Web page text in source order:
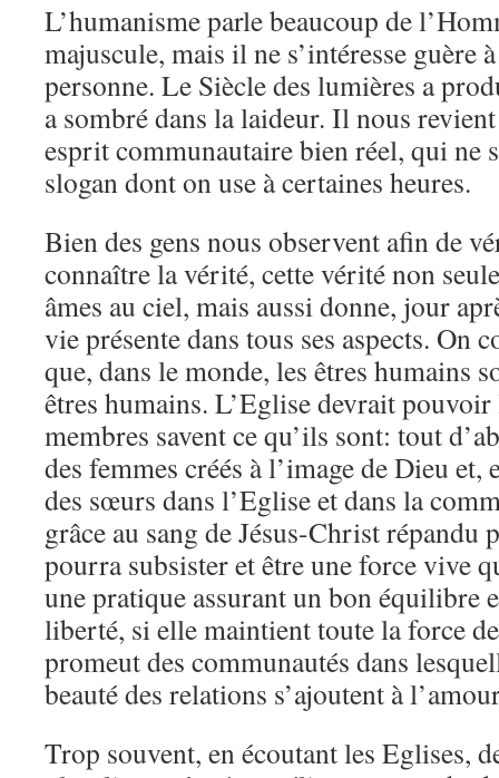
L’humanisme parle beaucoup de
majuscule, mais il ne s’intéresse guère
personne. Le Siècle des lumières a
a sombré dans la laideur. Il nous
esprit communautaire bien réel, qui ne
slogan dont on use à certaines heures.
Bien des gens nous observent afin de
connaître la vérité, cette vérité non
âmes au ciel, mais aussi donne, jour
vie présente dans tous ses aspects. On
que, dans le monde, les êtres humains
êtres humains. L’Eglise devrait pouvoir
membres savent ce qu’ils sont: tout
des femmes créés à l’image de Dieu et,
des sœurs dans l’Eglise et dans la
grâce au sang de Jésus-Christ répandu
pourra subsister et être une force vive
une pratique assurant un bon équilibre
liberté, si elle maintient toute la force
promeut des communautés dans
beauté des relations s’ajoutent à
Trop souvent, en écoutant les Eglises,